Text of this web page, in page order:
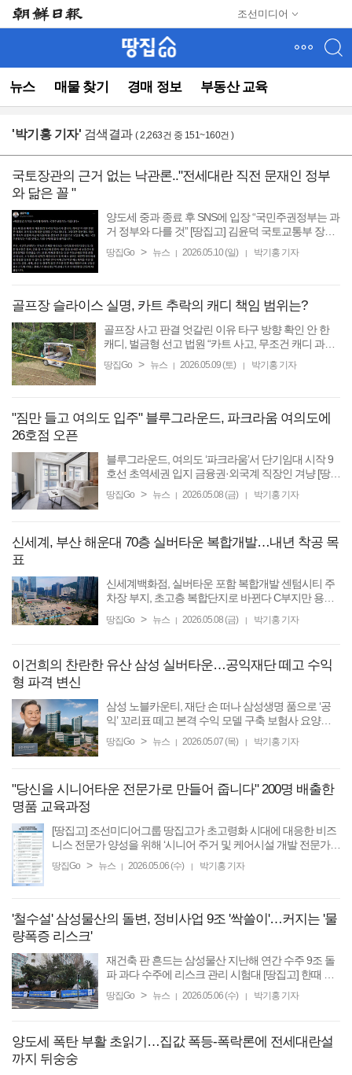
조선미디어
뉴스 매물 찾기 경매 정보 부동산 교육
뉴
(컨
영
동)
'박기홍 기자' 검색결과 ( 2,263건 중 151~160건 )
국토장관의 근거 없는 낙관론.."전세대란 직전 문재인 정부
와 닮은 꼴 "
양도세 중과 종료 후 SNS에 입장 “국민주권정부는 과
거 정부와 다를 것” [땅집고] 김윤덕 국토교통부 장관
려의 목소리가 크지만, 국민주권정부는 다를 것이고
땅집Go > 뉴스 2026.05.10 (일) 박기홍 기자
골프장 슬라이스 실명, 카트 추락의 캐디 책임 범위는?
골프장 사고 판결 엇갈린 이유 타구 방향 확인 안 한
캐디, 벌금형 선고 법원 “카트 사고, 무조건 캐디 과실
싸고 캐디의 과실 책임을 묻는 법원의 판결이 잇따르
땅집Go > 뉴스 2026.05.09 (토) 박기홍 기자
"짐만 들고 여의도 입주" 블루그라운드, 파크라움 여의도에
26호점 오픈
블루그라운드, 여의도 ‘파크라움’서 단기임대 시작 9
호선 초역세권 입지 금융권·외국계 직장인 겨냥 [땅집
의도에 26번째 신규 지점을 열고 운영에 나선다. 직주
땅집Go > 뉴스 2026.05.08 (금) 박기홍 기자
신세계, 부산 해운대 70층 실버타운 복합개발…내년 착공 목
표
신세계백화점, 실버타운 포함 복합개발 센텀시티 주
차장 부지, 초고층 복합단지로 바뀐다 C부지만 용적
급 시니어 레지던스 검토 [땅집고] 신세계가 부산 해
땅집Go > 뉴스 | 2026.05.08 (금) | 박기홍 기자
이건희의 찬란한 유산 삼성 실버타운…공익재단 떼고 수익
형 파격 변신
삼성 노블카운티, 재단 손 떠나 삼성생명 품으로 ‘공
익’ 꼬리표 떼고 본격 수익 모델 구축 보험사 요양사
들 거면 시작도 하지 마라.” 1990년대 고(故) 이건희 ...
땅집Go > 뉴스 | 2026.05.07 (목) | 박기홍 기자
"당신을 시니어타운 전문가로 만들어 줍니다" 200명 배출한
명품 교육과정
[땅집고] 조선미디어그룹 땅집고가 초고령화 시대에 대응한 비즈
니스 전문가 양성을 위해 ‘시니어 주거 및 케어시설 개발 전문가
어용품 회사 CEO와 요양원 ...
땅집Go > 뉴스 | 2026.05.06 (수) | 박기홍 기자
'철수설' 삼성물산의 돌변, 정비사업 9조 '싹쓸이'…커지는 '물
량폭증 리스크'
재건축 판 흔드는 삼성물산 지난해 연간 수주 9조 돌
파 과다 수주에 리스크 관리 시험대 [땅집고] 한때 시
내 정비사업 시장에서 공격적인 수주 행보로 시장을
땅집Go > 뉴스 | 2026.05.06 (수) | 박기홍 기자
양도세 폭탄 부활 초읽기…집값 폭등-폭락론에 전세대란설
까지 뒤숭숭